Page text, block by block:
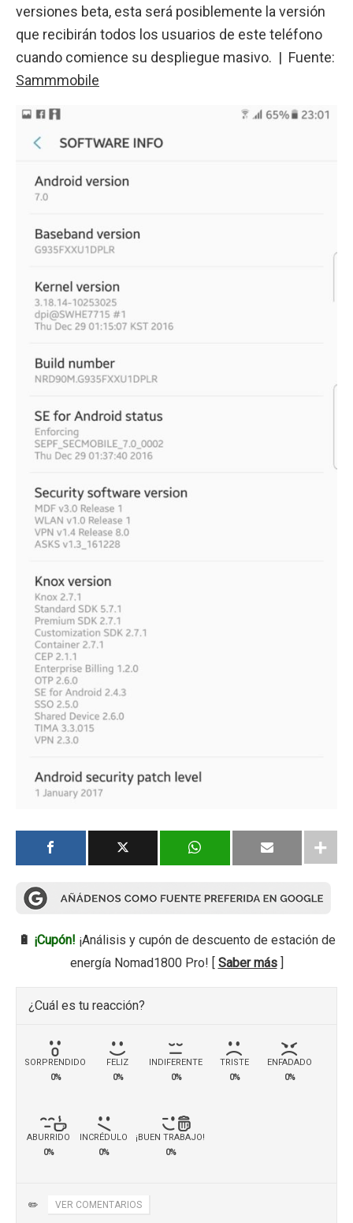
versiones beta, esta será posiblemente la versión
que recibirán todos los usuarios de este teléfono
cuando comience su despliegue masivo. | Fuente:
Sammmobile
🔋 ¡Cupón! ¡Análisis y cupón de descuento de estación de
energía Nomad1800 Pro! [ Saber más]
¿Cuál es tu reacción?
SORPRENDIDO
0%
FELIZ
0%
INDIFERENTE
0%
TRISTE
0%
ENFADADO
0%
ABURRIDO
0%
INCRÉDULO
0%
¡BUEN TRABAJO!
0%
✏️ VER COMENTARIOS